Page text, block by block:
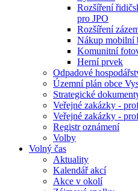
Rozšíření
pro JPO
Rozšíření
Nákup mobilní
Komunitní
Herní prvek
Odpadové
Územní plán obce
Strategické
Veřejné zakázky -
Veřejné zakázky -
Registr oznámení
Volby
Volný čas
Aktuality
Kalendář akcí
Akce v okolí